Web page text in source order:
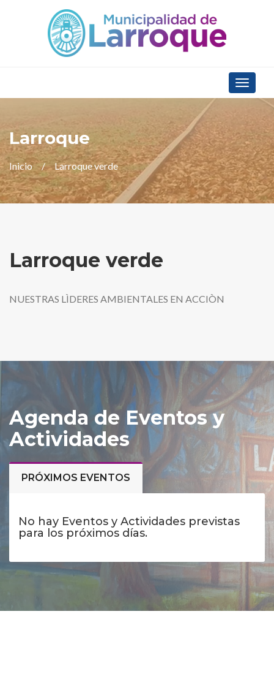
Toggle
Larroque
Inicio Larroque verde
Larroque verde
NUESTRAS LÌDERES AMBIENTALES EN ACCIÒN
Agenda de Eventos y
Actividades
PRÓXIMOS EVENTOS
No hay Eventos y Actividades previstas
para los próximos días.